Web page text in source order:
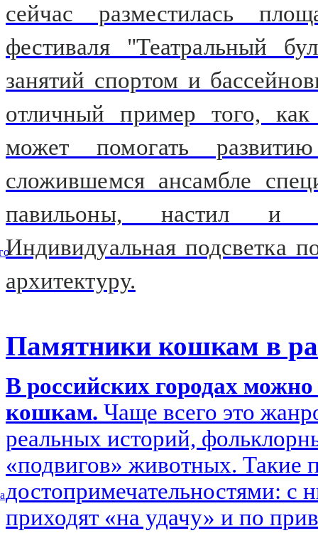
сейчас разместилась
фестиваля "Театральный
занятий спортом и
отличный пример того, как
может помогать
сложившемся ансамбле
павильоны, настил и
Индивидуальная подсветка
архитектуру.
Памятники кошкам в
В российских городах
кошкам. Чаще всего это
реальных историй,
«подвигов» животных. Такие
достопримечательностями:
приходят «на удачу» и по